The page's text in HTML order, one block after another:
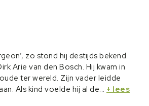
zo stond hij destijds bekend.
Arie van den Bosch. Hij kwam in
ter wereld. Zijn vader leidde
Als kind voelde hij al de... + lees